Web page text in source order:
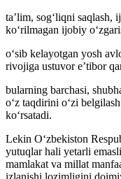
taʼlim, sogʻliqni
koʻrilmagan ijobiy
oʻsib kelayotgan yosh
rivojiga ustuvor eʼtibor
bularning barchasi,
oʻz taqdirini oʻzi
koʻrsatadi.
Lekin Oʻzbekiston
yutuqlar hali yetarli
mamlakat va millat
izlanishi lozimligini